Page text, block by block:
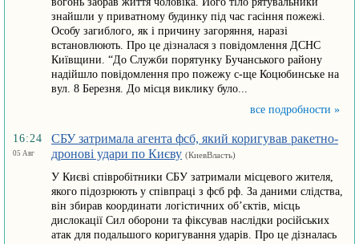
знайшли у приватному будинку під час гасіння пожежі.
Особу загиблого, як і причину загоряння, наразі
встановлюють. Про це дізналася з повідомлення ДСНС
Київщини. “До Служби порятунку Бучанського району
надійшло повідомлення про пожежу с-ще Коцюбинське на
вул. 8 Березня. До місця виклику було...
все подробности »
16:24
05 Авг
СБУ затримала агента фсб, який коригував ракетно-
дронові удари по Києву (КиевВласть)
У Києві співробітники СБУ затримали місцевого жителя,
якого підозрюють у співпраці з фсб рф. За даними слідства,
він збирав координати логістичних об’єктів, місць
дислокації Сил оборони та фіксував наслідки російських
атак для подальшого коригування ударів. Про це дізналась